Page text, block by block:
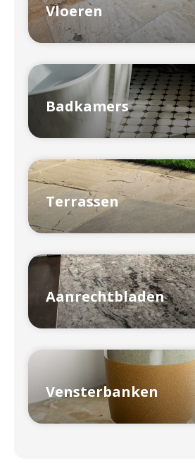
Vloeren
Badkamers
Terrassen
Aanrechtbladen
Vensterbanken